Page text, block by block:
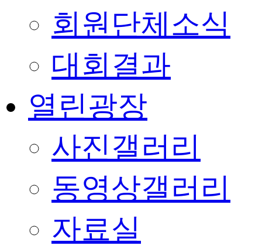
회원단체소식
대회결과
열린광장
사진갤러리
동영상갤러리
자료실